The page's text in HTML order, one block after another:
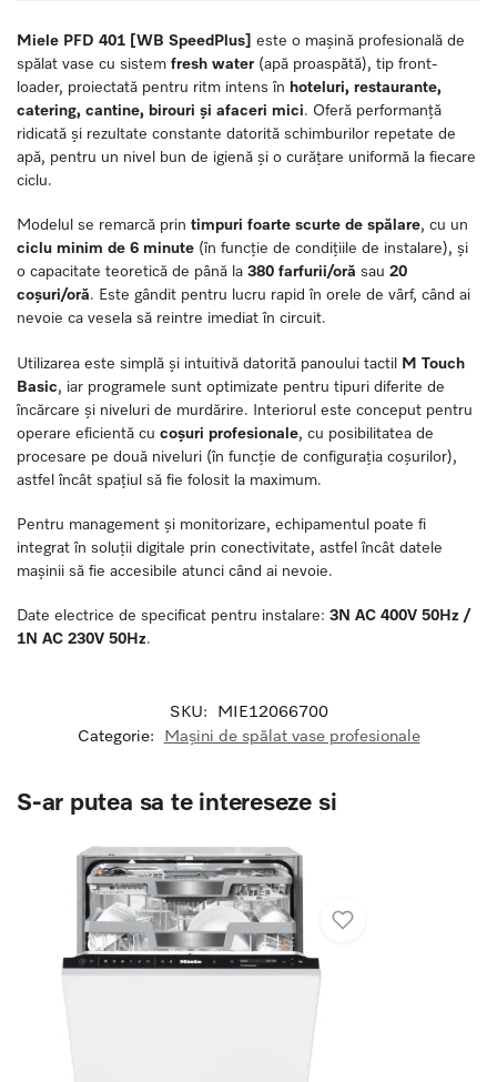
Miele PFD 401 [WB SpeedPlus] este o mașină profesională de
spălat vase cu sistem fresh water (apă proaspătă), tip front-
loader, proiectată pentru ritm intens în hoteluri, restaurante,
catering, cantine, birouri și afaceri mici. Oferă performanță
ridicată și rezultate constante datorită schimburilor repetate de
apă, pentru un nivel bun de igienă și o curățare uniformă la fiecare
ciclu.
Modelul se remarcă prin timpuri foarte scurte de spălare, cu un
ciclu minim de 6 minute (în funcție de condițiile de instalare), și
o capacitate teoretică de până la 380 farfurii/oră sau 20
coșuri/oră. Este gândit pentru lucru rapid în orele de vârf, când ai
nevoie ca vesela să reintre imediat în circuit.
Utilizarea este simplă și intuitivă datorită panoului tactil M Touch
Basic, iar programele sunt optimizate pentru tipuri diferite de
încărcare și niveluri de murdărire. Interiorul este conceput pentru
operare eficientă cu coșuri profesionale, cu posibilitatea de
procesare pe două niveluri (în funcție de configurația coșurilor),
astfel încât spațiul să fie folosit la maximum.
Pentru management și monitorizare, echipamentul poate fi
integrat în soluții digitale prin conectivitate, astfel încât datele
mașinii să fie accesibile atunci când ai nevoie.
Date electrice de specificat pentru instalare: 3N AC 400V 50Hz /
1N AC 230V 50Hz.
SKU:
MIE12066700
Categorie:
Mașini de spălat vase profesionale
S-ar putea sa te intereseze si